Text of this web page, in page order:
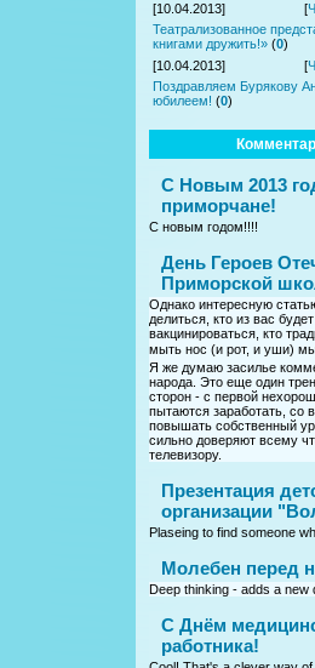
[10.04.2013]
[
Театрализованное
книгами дружить!» (0)
[10.04.2013]
[
Поздравляем Бурякову
юбилеем! (0)
С Новым 2013
приморчане!
С новым годом!!!!
День Героев
Приморской
Однако интересную
делиться, кто из вас
вакцинироваться, кто
мыть нос (и рот, и уши)
Я же думаю засилье
народа. Это еще один
сторон - с первой
пытаются заработать, со
повышать собственный
сильно доверяют всему
телевизору.
Презентация
организации
Plaseing to find someone
Молебен перед
Deep thinking - adds a new
C Днём
работника!